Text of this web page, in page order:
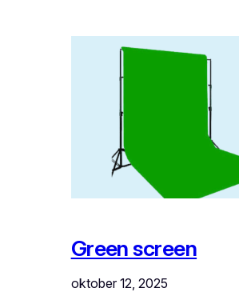
Green screen
oktober 12, 2025